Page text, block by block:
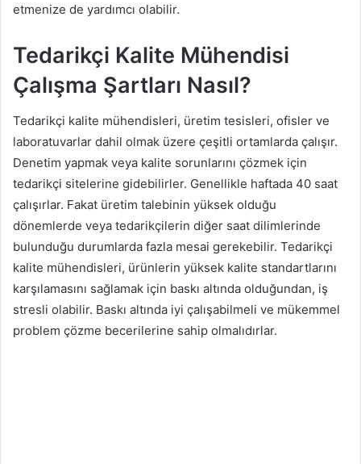
etmenize de yardımcı olabilir.
Tedarikçi Kalite Mühendisi
Çalışma Şartları Nasıl?
Tedarikçi kalite mühendisleri, üretim tesisleri, ofisler ve
laboratuvarlar dahil olmak üzere çeşitli ortamlarda çalışır.
Denetim yapmak veya kalite sorunlarını çözmek için
tedarikçi sitelerine gidebilirler. Genellikle haftada 40 saat
çalışırlar. Fakat üretim talebinin yüksek olduğu
dönemlerde veya tedarikçilerin diğer saat dilimlerinde
bulunduğu durumlarda fazla mesai gerekebilir. Tedarikçi
kalite mühendisleri, ürünlerin yüksek kalite standartlarını
karşılamasını sağlamak için baskı altında olduğundan, iş
stresli olabilir. Baskı altında iyi çalışabilmeli ve mükemmel
problem çözme becerilerine sahip olmalıdırlar.